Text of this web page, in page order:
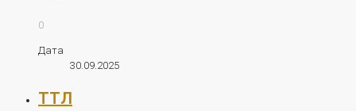
0
Дата
30.09.2025
ТТЛ